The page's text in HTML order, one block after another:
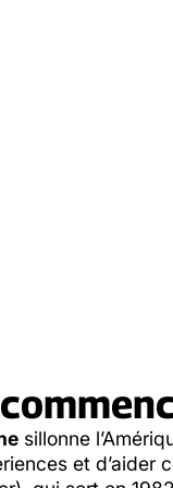
sillonne
et d’aider